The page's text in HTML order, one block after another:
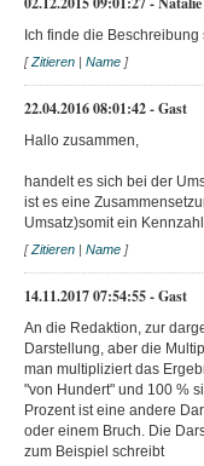
Ich finde die Beschreibung
[Zitieren | Name ]
22.04.2016 08:01:42 - Gast
Hallo zusammen,
handelt es sich bei der
ist es eine
Umsatz)somit ein
[Zitieren | Name ]
14.11.2017 07:54:55 - Gast
An die Redaktion, zur
Darstellung, aber die
man multipliziert das
"von Hundert" und 100 %
Prozent ist eine andere
oder einem Bruch. Die
zum Beispiel schreibt